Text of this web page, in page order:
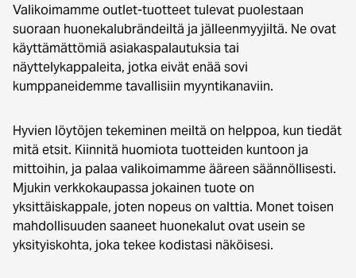
Valikoimamme outlet-tuotteet tulevat puolestaan
suoraan huonekalubrändeiltä ja jälleenmyyjiltä. Ne ovat
käyttämättömiä asiakaspalautuksia tai
näyttelykappaleita, jotka eivät enää sovi
kumppaneidemme tavallisiin myyntikanaviin.
Hyvien löytöjen tekeminen meiltä on helppoa, kun tiedät
mitä etsit. Kiinnitä huomiota tuotteiden kuntoon ja
mittoihin, ja palaa valikoimamme ääreen säännöllisesti.
Mjukin verkkokaupassa jokainen tuote on
yksittäiskappale, joten nopeus on valttia. Monet toisen
mahdollisuuden saaneet huonekalut ovat usein se
yksityiskohta, joka tekee kodistasi näköisesi.